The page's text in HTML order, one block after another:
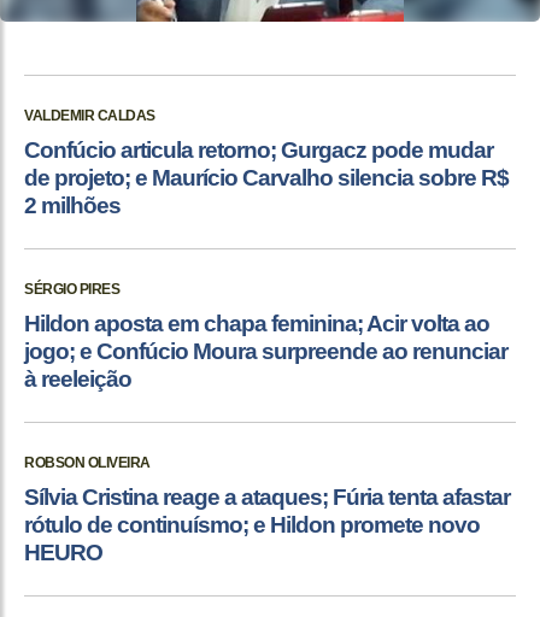
VALDEMIR CALDAS
Confúcio articula retorno; Gurgacz pode mudar
de projeto; e Maurício Carvalho silencia sobre R$
2 milhões
SÉRGIO PIRES
Hildon aposta em chapa feminina; Acir volta ao
jogo; e Confúcio Moura surpreende ao renunciar
à reeleição
ROBSON OLIVEIRA
Sílvia Cristina reage a ataques; Fúria tenta afastar
rótulo de continuísmo; e Hildon promete novo
HEURO